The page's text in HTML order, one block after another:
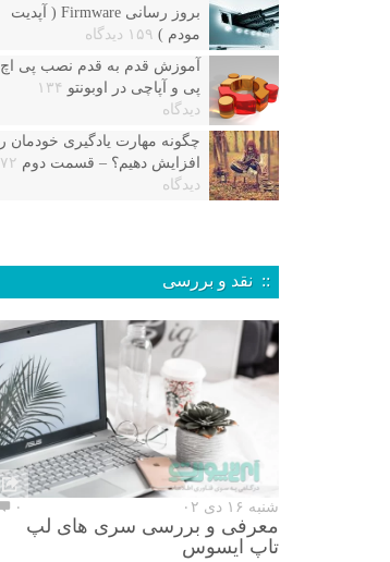
بروز رسانی Firmware ( آپدیت
مودم ) ۱۵۹ دیدگاه
آموزش قدم به قدم نصب پی اچ
پی و آپاچی در اوبونتو ۱۳۴
دیدگاه
چگونه مهارت یادگیری خودمان را
افزایش دهیم؟ – قسمت دوم ۷۲
دیدگاه
:: نقد و بررسی
شنبه ۱۶ دی ۰۲ ۰
معرفی و بررسی سری های لپ
تاپ ایسوس